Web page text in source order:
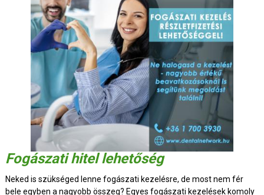
Fogászati hitel lehetőség
Neked is szükséged lenne fogászati kezelésre, de most nem fér
bele egyben a nagyobb összeg? Egyes fogászati kezelések komoly